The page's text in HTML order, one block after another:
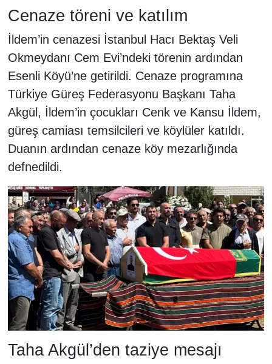
Cenaze töreni ve katılım
İldem’in cenazesi İstanbul Hacı Bektaş Veli
Okmeydanı Cem Evi’ndeki törenin ardından
Esenli Köyü’ne getirildi. Cenaze programına
Türkiye Güreş Federasyonu Başkanı Taha
Akgül, İldem’in çocukları Cenk ve Kansu İldem,
güreş camiası temsilcileri ve köylüler katıldı.
Duanın ardından cenaze köy mezarlığında
defnedildi.
Taha Akgül’den taziye mesajı